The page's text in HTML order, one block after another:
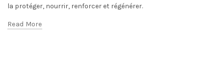
la protéger, nourrir, renforcer et régénérer.
Read More